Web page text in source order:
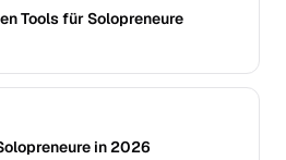
Tools für Solopreneure
in 2026